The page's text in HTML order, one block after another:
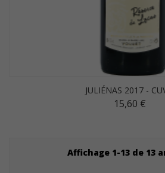
JULIÉNAS 2017 -
15,60 €
Affichage 1-13 de 13